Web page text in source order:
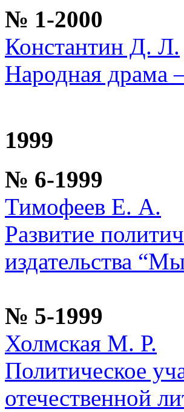
№ 1-2000
Константин Д. Л.
Народная драма
1999
№ 6-1999
Тимофеев Е. А.
Развитие
издательства
№ 5-1999
Холмская М. Р.
Политическое
отечественной